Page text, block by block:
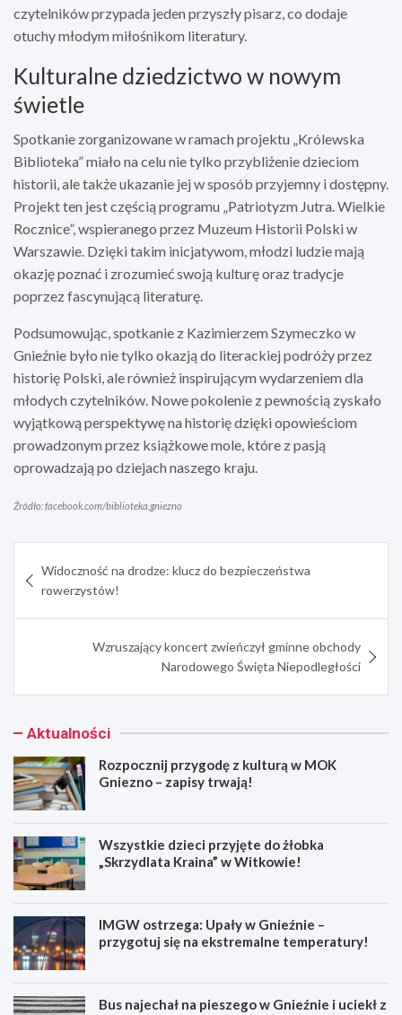
czytelników przypada jeden przyszły pisarz, co dodaje
otuchy młodym miłośnikom literatury.
Kulturalne dziedzictwo w nowym
świetle
Spotkanie zorganizowane w ramach projektu „Królewska
Biblioteka” miało na celu nie tylko przybliżenie dzieciom
historii, ale także ukazanie jej w sposób przyjemny i dostępny.
Projekt ten jest częścią programu „Patriotyzm Jutra. Wielkie
Rocznice”, wspieranego przez Muzeum Historii Polski w
Warszawie. Dzięki takim inicjatywom, młodzi ludzie mają
okazję poznać i zrozumieć swoją kulturę oraz tradycje
poprzez fascynującą literaturę.
Podsumowując, spotkanie z Kazimierzem Szymeczko w
Gnieźnie było nie tylko okazją do literackiej podróży przez
historię Polski, ale również inspirującym wydarzeniem dla
młodych czytelników. Nowe pokolenie z pewnością zyskało
wyjątkową perspektywę na historię dzięki opowieściom
prowadzonym przez książkowe mole, które z pasją
oprowadzają po dziejach naszego kraju.
Źródło: facebook.com/biblioteka.gniezno
wpisu
Widoczność na drodze: klucz do bezpieczeństwa
rowerzystów!
Wzruszający koncert zwieńczył gminne obchody
Narodowego Święta Niepodległości
Aktualności
Rozpocznij przygodę z kulturą w MOK
Gniezno – zapisy trwają!
Wszystkie dzieci przyjęte do żłobka
„Skrzydlata Kraina” w Witkowie!
IMGW ostrzega: Upały w Gnieźnie –
przygotuj się na ekstremalne temperatury!
Bus najechał na pieszego w Gnieźnie i uciekł z